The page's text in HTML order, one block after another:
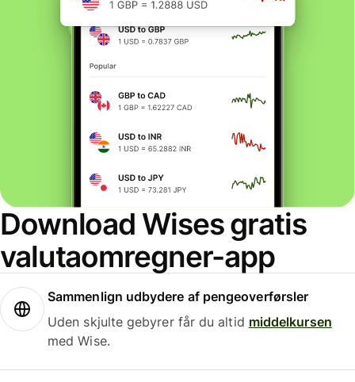
Download Wises gratis
valutaomregner-app
Sammenlign udbydere af pengeoverførsler
Uden skjulte gebyrer får du altid middelkursen
med Wise.